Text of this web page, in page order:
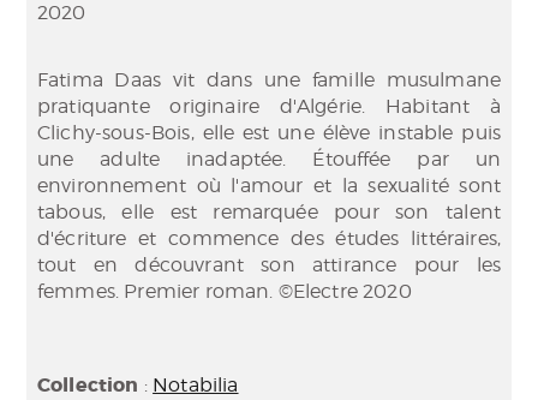
2020
Fatima Daas vit dans une famille musulmane
pratiquante originaire d'Algérie. Habitant à
Clichy-sous-Bois, elle est une élève instable puis
une adulte inadaptée. Étouffée par un
environnement où l'amour et la sexualité sont
tabous, elle est remarquée pour son talent
d'écriture et commence des études littéraires,
tout en découvrant son attirance pour les
femmes. Premier roman. ©Electre 2020
Collection : Notabilia